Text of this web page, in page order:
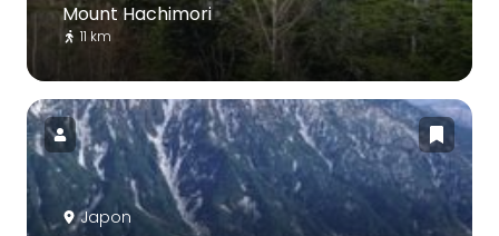
Mount Hachimori
11 km
Japon